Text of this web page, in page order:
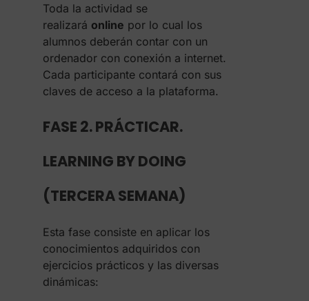
Toda la actividad se
realizará online por lo cual los
alumnos deberán contar con un
ordenador con conexión a internet.
Cada participante contará con sus
claves de acceso a la plataforma.
FASE 2. PRÁCTICAR.
LEARNING BY DOING
(TERCERA SEMANA)
Esta fase consiste en aplicar los
conocimientos adquiridos con
ejercicios prácticos y las diversas
dinámicas: